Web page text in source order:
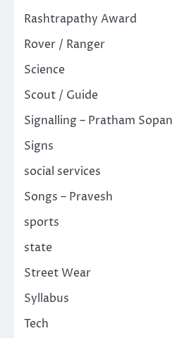
Rashtrapathy Award
Rover / Ranger
Science
Scout / Guide
Signalling – Pratham Sopan
Signs
social services
Songs – Pravesh
sports
state
Street Wear
Syllabus
Tech